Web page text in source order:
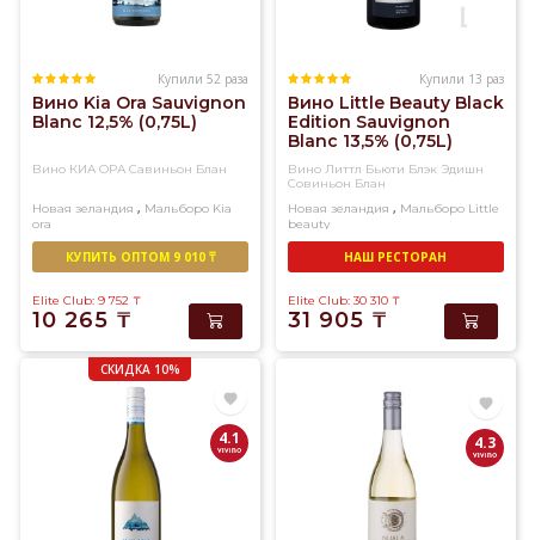
Купили 52 раза
Вино Kia Ora Sauvignon
Blanc 12,5% (0,75L)
Вино КИА ОРА Савиньон Блан
Новая зеландия , Мальборо Kia
ora
Белое Сухое
КУПИТЬ ОПТОМ 9 010 ₸
Elite Club: 9 752 ₸
10 265 ₸
Купили 13 раз
Вино Little Beauty Black
Edition Sauvignon
Blanc 13,5% (0,75L)
Вино Литтл Бьюти Блэк Эдишн
Совиньон Блан
Новая зеландия , Мальборо Little
beauty
Белое Сухое
НАШ РЕСТОРАН
Elite Club: 30 310 ₸
31 905 ₸
СКИДКА 10%
4.1 4.3